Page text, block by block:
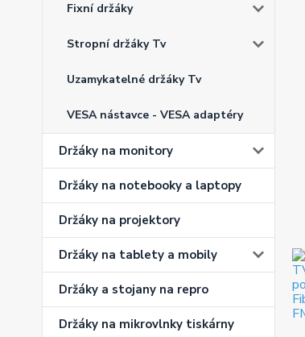
Fixní držáky
Stropní držáky Tv
Uzamykatelné držáky Tv
VESA nástavce - VESA adaptéry
Držáky na monitory
Držáky na notebooky a laptopy
Držáky na projektory
Držáky na tablety a mobily
Držáky a stojany na repro
Držáky na mikrovlnky tiskárny